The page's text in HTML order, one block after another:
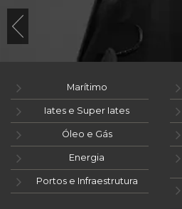
Marítimo
Iates e Super Iates
Óleo e Gás
Energia
Portos e Infraestrutura